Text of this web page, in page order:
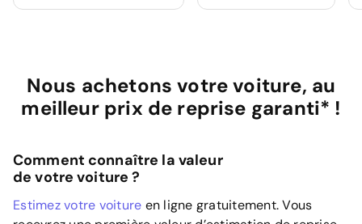
Nous achetons votre voiture, au
meilleur prix de reprise garanti* !
Comment connaître la valeur
de votre voiture ?
Estimez votre voiture en ligne gratuitement. Vous